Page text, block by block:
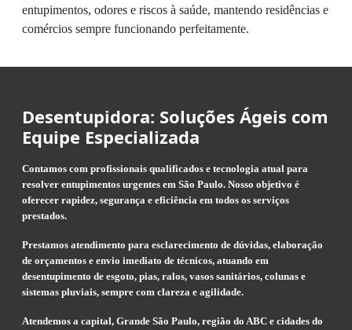
entupimentos, odores e riscos à saúde, mantendo residências e
comércios sempre funcionando perfeitamente.
Desentupidora: Soluções Ágeis com
Equipe Especializada
Contamos com profissionais qualificados e tecnologia atual para
resolver entupimentos urgentes em São Paulo. Nosso objetivo é
oferecer rapidez, segurança e eficiência em todos os serviços
prestados.
Prestamos atendimento para esclarecimento de dúvidas, elaboração
de orçamentos e envio imediato de técnicos, atuando em
desentupimento de esgoto, pias, ralos, vasos sanitários, colunas e
sistemas pluviais, sempre com clareza e agilidade.
Atendemos a capital, Grande São Paulo, região do ABC e cidades do